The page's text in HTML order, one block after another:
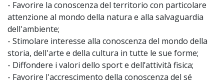
- Favorire la conoscenza del territorio con particolare
attenzione al mondo della natura e alla salvaguardia
dell'ambiente;
- Stimolare interesse alla conoscenza del mondo della
storia, dell'arte e della cultura in tutte le sue forme;
- Diffondere i valori dello sport e dell’attività fisica;
- Favorire l'accrescimento della conoscenza del sé